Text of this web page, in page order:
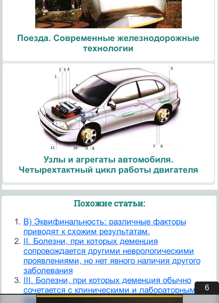
Поезда. Современные железнодорожные
технологии
Узлы и агрегаты автомобиля.
Четырехтактный цикл работы двигателя
Похожие статьи:
B) Эквифинальность: различные факторы
приводят к схожим результатам.
II. Болезни, при которых деменция
сопровождается другими неврологическими
проявлениями, но нет явного наличия другого
заболевания
III. Болезни, при которых деменция обычно
сочетается с клиническими и лабо­раторными
признаками других заболеваний
5